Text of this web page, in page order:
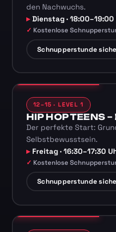
den Nachwuchs.
Dienstag · 18:00–19:00
Kostenlose
Schnupperstunde
12–15 · LEVEL 1
HIP HOP TEENS
Der perfekte Start:
Selbstbewusstsein.
Freitag · 16:30–17:30
Kostenlose
Schnupperstunde